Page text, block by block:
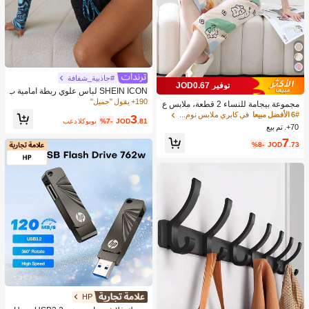
توفير JOD0.67
مجموعة بيجامة للنساء 2 قطعة، ملابس ع
لوية كم قصير مطبوعة برسومات أرنب و
مناسب للربيع والصيف
6# الأفضل مبيعا
في كابري ملابس نوم نسائية
70+. تم بيع
JOD7 .73
%8-
#جاذبية_شفافة
SHEIN ICON لباس علوي ربطة امامية ب
طباعة رخام شبكي شفاف بدون حمالة ص
190+ يقول "جميل"
JOD3.81
%7- بعد الكوبون
HP